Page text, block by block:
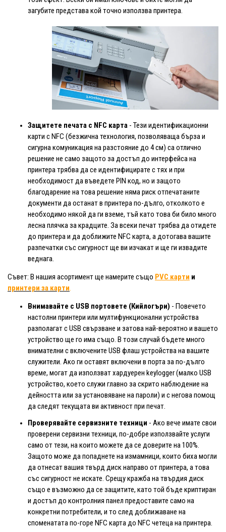
загубите представа кой точно използва принтера.
Защитете печата с NFC карта - Тези идентификационни
карти с NFC (безжична технология, позволяваща бърза и
сигурна комуникация на разстояние до 4 см) са отлично
решение не само защото за достъп до интерфейса на
принтера трябва да се идентифицирате с тях и при
необходимост да въведете PIN код, но и защото
благодарение на това решение няма риск отпечатаните
документи да останат в принтера по-дълго, отколкото е
необходимо някой да ги вземе, тъй като това би било много
лесна плячка за крадците. За всеки печат трябва да отидете
до принтера и да доближите NFC карта, а дотогава вашите
разпечатки със сигурност ще ви изчакат и ще ги извадите
веднага.
Съвет: В нашия асортимент ще намерите също PVC карти и
принтери за карти.
Внимавайте с USB портовете (Кийлогъри) - Повечето
настолни принтери или мултифункционални устройства
разполагат с USB свързване и затова най-вероятно и вашето
устройство ще го има също. В този случай бъдете много
внимателни с включените USB флаш устройства на вашите
служители. Ако ги оставят включени в порта за по-дълго
време, могат да използват хардуерен keylogger (малко USB
устройство, което служи главно за скрито наблюдение на
дейността или за установяване на пароли) и с негова помощ
да следят текущата ви активност при печат.
Проверявайте сервизните техници - Ако вече имате свои
проверени сервизни техници, по-добре използвайте услуги
само от тези, на които можете да се доверите на 100%.
Защото може да попаднете на измамници, които биха могли
да отнесат вашия твърд диск направо от принтера, а това
със сигурност не искате. Срещу кражба на твърдия диск
също е възможно да се защитите, като той бъде криптиран
и достъп до контролния панел предоставите само на
конкретни потребители, и то след доближаване на
споменатата по-горе NFC карта до NFC четеца на принтера.